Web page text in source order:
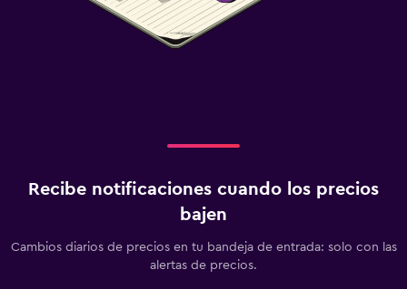
Recibe notificaciones cuando los precios
bajen
Cambios diarios de precios en tu bandeja de entrada: solo con las
alertas de precios.